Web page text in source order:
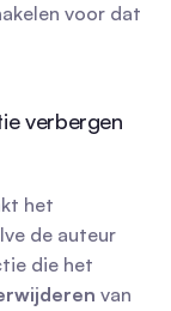
voor dat
verbergen
het
de auteur
die het
van